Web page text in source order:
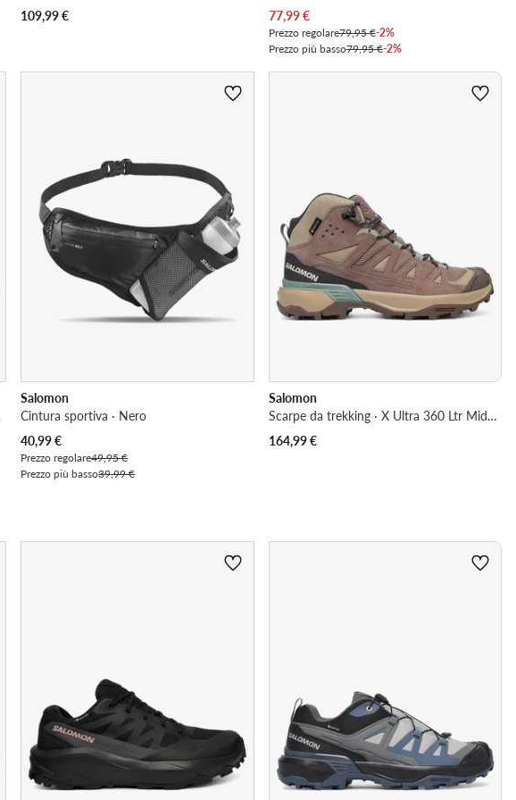
109,99€
Prezzo attuale
77,99€
Prezzo regolare79,95 €-2%
Prezzo più basso79,95 €-2%
Salomon
Cintura sportiva · Nero
Prezzo attuale
40,99€
Prezzo regolare49,95 €
Prezzo più basso39,99 €
Salomon
Scarpe da trekking · X Ultra 360 Ltr Mid Gtx W L49158400 · Cachi
164,99€